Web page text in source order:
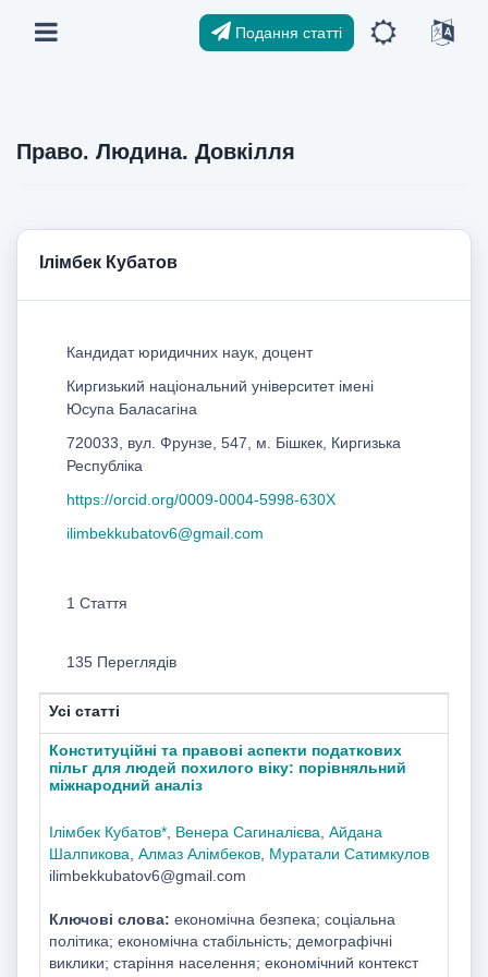
Подання статті
Право. Людина. Довкілля
Ілімбек Кубатов
Кандидат юридичних наук, доцент
Киргизький національний університет імені
Юсупа Баласагіна
720033, вул. Фрунзе, 547, м. Бішкек, Киргизька
Республіка
https://orcid.org/0009-0004-5998-630X
ilimbekkubatov6@gmail.com
1 Стаття
135 Переглядів
Усі статті
Конституційні та правові аспекти податкових
пільг для людей похилого віку: порівняльний
міжнародний аналіз
Ілімбек Кубатов*, Венера Сагиналієва Айдана
Шалпикова Алмаз Алімбеков, Муратали Сатимкулов
ilimbekkubatov6@gmail.com
Ключові слова: економічна безпека; соціальна
політика; економічна стабільність; демографічні
виклики; старіння населення; економічний контекст